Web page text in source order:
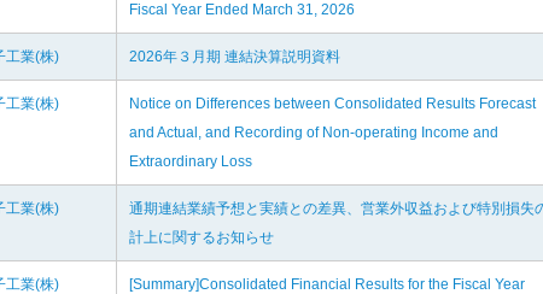
Fiscal Year Ended March 31, 2026
工業(株) 2026年３月期 連結決算説明資料
工業(株)
Notice on Differences between Consolidated Results Forecast
and Actual, and Recording of Non-operating Income and
Extraordinary Loss
工業(株)
通期連結業績予想と実績との差異、営業外収益および特別損失
計上に関するお知らせ
工業(株)
[Summary]Consolidated Financial Results for the Fiscal Year